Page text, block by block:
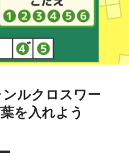
ルクロスワー
を入れよう